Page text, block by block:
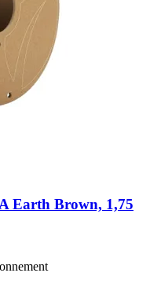
Earth Brown, 1,75